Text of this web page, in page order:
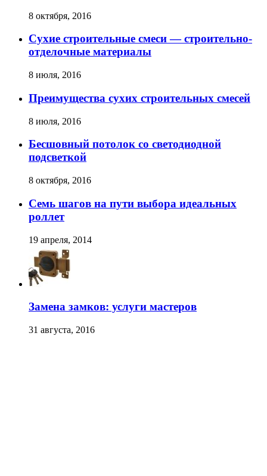
8 октября, 2016
Сухие строительные смеси — строительно-
отделочные материалы
8 июля, 2016
Преимущества cухих cтроительных cмесей
8 июля, 2016
Бесшовный потолок со светодиодной
подсветкой
8 октября, 2016
Семь шагов на пути выбора идеальных
роллет
19 апреля, 2014
Замена замков: услуги мастеров
31 августа, 2016